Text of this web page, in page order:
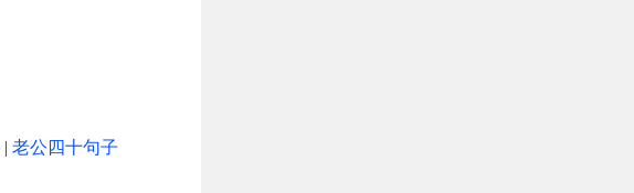
| 老公四十句子